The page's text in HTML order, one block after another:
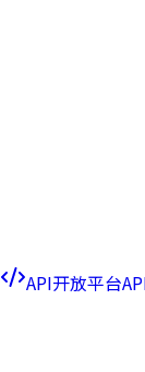
API开放平台